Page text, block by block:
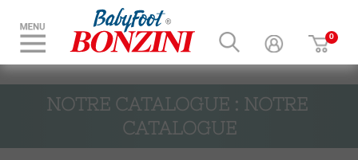
NOTRE CATALOGUE : NOTRE
CATALOGUE